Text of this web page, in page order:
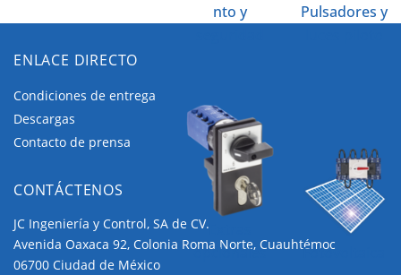
nto y
Pulsadores y
Extras
opcionales
Fotovoltaica
ENLACE DIRECTO
Condiciones de entrega
Descargas
Contacto de prensa
CONTÁCTENOS
JC Ingeniería y Control, SA de CV.
Avenida Oaxaca 92, Colonia Roma Norte, Cuauhtémoc
06700 Ciudad de México